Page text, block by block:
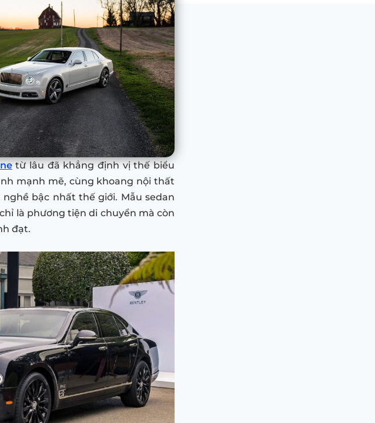
từ lâu đã khẳng định vị thế biểu
mạnh mẽ, cùng khoang nội thất
bậc nhất thế giới. Mẫu sedan
là phương tiện di chuyển mà còn
đạt.